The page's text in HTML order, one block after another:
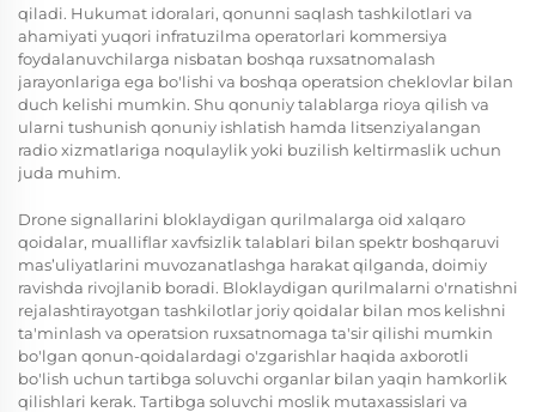
qiladi. Hukumat idoralari, qonunni saqlash tashkilotlari va
ahamiyati yuqori infratuzilma operatorlari kommersiya
foydalanuvchilarga nisbatan boshqa ruxsatnomalash
jarayonlariga ega bo'lishi va boshqa operatsion cheklovlar bilan
duch kelishi mumkin. Shu qonuniy talablarga rioya qilish va
ularni tushunish qonuniy ishlatish hamda litsenziyalangan
radio xizmatlariga noqulaylik yoki buzilish keltirmaslik uchun
juda muhim.
Drone signallarini bloklaydigan qurilmalarga oid xalqaro
qoidalar, mualliflar xavfsizlik talablari bilan spektr boshqaruvi
mas’uliyatlarini muvozanatlashga harakat qilganda, doimiy
ravishda rivojlanib boradi. Bloklaydigan qurilmalarni o'rnatishni
rejalashtirayotgan tashkilotlar joriy qoidalar bilan mos kelishni
ta'minlash va operatsion ruxsatnomaga ta'sir qilishi mumkin
bo'lgan qonun-qoidalardagi o'zgarishlar haqida axborotli
bo'lish uchun tartibga soluvchi organlar bilan yaqin hamkorlik
qilishlari kerak. Tartibga soluvchi moslik mutaxassislari va